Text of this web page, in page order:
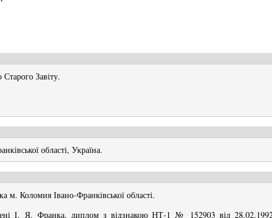
Завіту.
області, Україна.
Коломия Івано-Франківської області.
І. Я. Франка, диплом з відзнакою НТ-1 № 152903 від 28.02.1992